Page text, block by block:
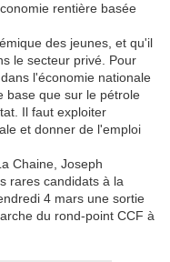
rentière basée
des jeunes, et qu'il
le secteur privé. Pour
l'économie nationale
base que sur le pétrole
Il faut exploiter
et donner de l'emploi
Chaine, Joseph
rares candidats à la
4 mars une sortie
du rond-point CCF à